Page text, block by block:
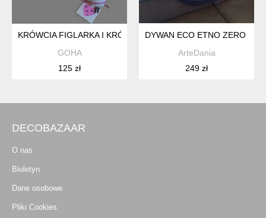
KRÓWCIA FIGLARKA I KRÓLIK MĄDRALKA
GOHA
125 zł
DYWAN ECO ETNO ZERO
ArteDania
249 zł
DECOBAZAAR
O nas
Biuletyn
Dane osobowe
Pliki Cookies